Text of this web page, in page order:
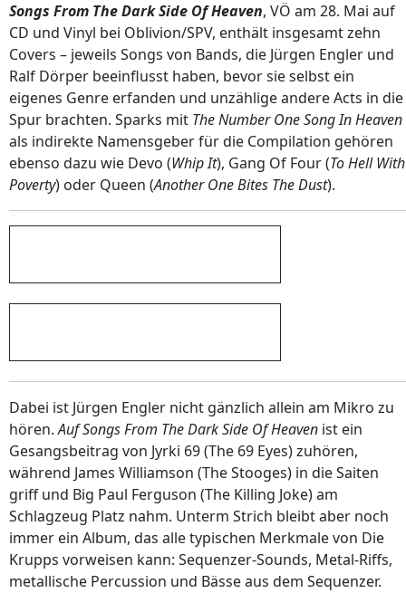
Songs From The Dark Side Of Heaven, VÖ am 28. Mai auf
CD und Vinyl bei Oblivion/SPV, enthält insgesamt zehn
Covers – jeweils Songs von Bands, die Jürgen Engler und
Ralf Dörper beeinflusst haben, bevor sie selbst ein
eigenes Genre erfanden und unzählige andere Acts in die
Spur brachten. Sparks mit The Number One Song In Heaven
als indirekte Namensgeber für die Compilation gehören
ebenso dazu wie Devo (Whip It), Gang Of Four (To Hell With
Poverty) oder Queen (Another One Bites The Dust).
Dabei ist Jürgen Engler nicht gänzlich allein am Mikro zu
hören.Auf Songs From The Dark Side Of Heaven ist ein
Gesangsbeitrag von Jyrki 69 (The 69 Eyes) zuhören,
während James Williamson (The Stooges) in die Saiten
griff und Big Paul Ferguson (The Killing Joke) am
Schlagzeug Platz nahm. Unterm Strich bleibt aber noch
immer ein Album, das alle typischen Merkmale von Die
Krupps vorweisen kann: Sequenzer-Sounds, Metal-Riffs,
metallische Percussion und Bässe aus dem Sequenzer.